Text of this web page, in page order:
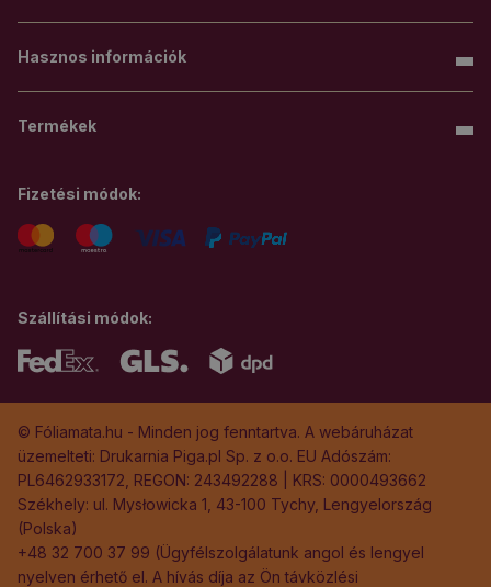
Hasznos információk
Termékek
Szállítási módok:
Fizetési módok:
© Fóliamata.hu - Minden jog fenntartva. A webáruházat
üzemelteti: Drukarnia Piga.pl Sp. z o.o. EU Adószám:
PL6462933172, REGON: 243492288 | KRS: 0000493662
Székhely: ul. Mysłowicka 1, 43-100 Tychy, Lengyelország
(Polska)
+48 32 700 37 99 (Ügyfélszolgálatunk angol és lengyel
nyelven érhető el. A hívás díja az Ön távközlési